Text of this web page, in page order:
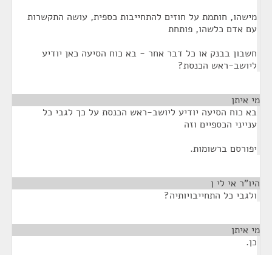
מישהו, חותמת על חוזים להתחייבות כספית, עושה התקשרות
עם אדם כלשהו, פותחת
חשבון בבנק או כל דבר אחר - בא כוח הסיעה כאן יודיע
ליושב-ראש הכנסת?
מי איתן
בא כוח הסיעה יודיע ליושב-ראש הכנסת על כך לגבי כל
ענייני הכספיים וזה
יפורסם ברשומות.
היו"ר אי לי ן
ולגבי כל התחייבויותיה?
מי איתן
כן.